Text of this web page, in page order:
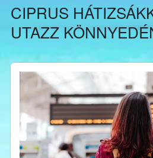
CIPRUS
UTAZZ